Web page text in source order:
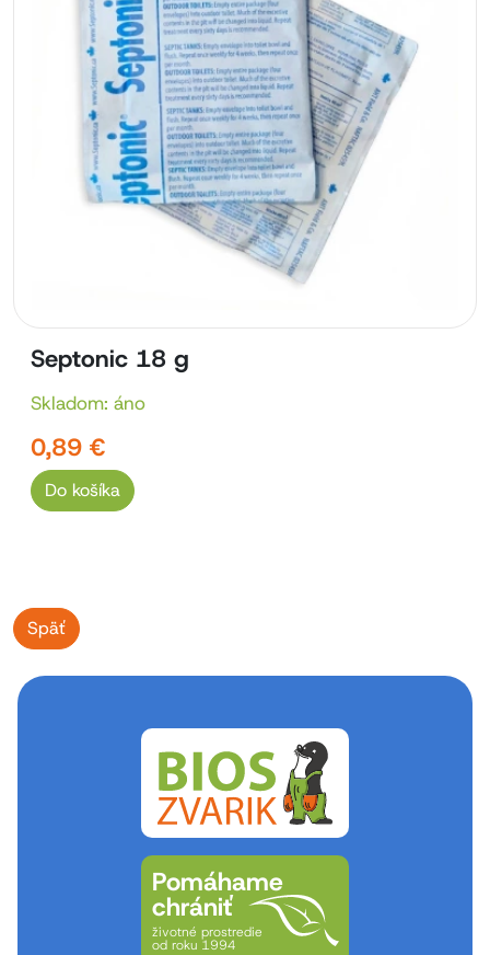
Septonic 18 g
Skladom: áno
0,89 €
Do košíka
Späť
Pomáhame
chrániť
životné prostredie
od roku 1994